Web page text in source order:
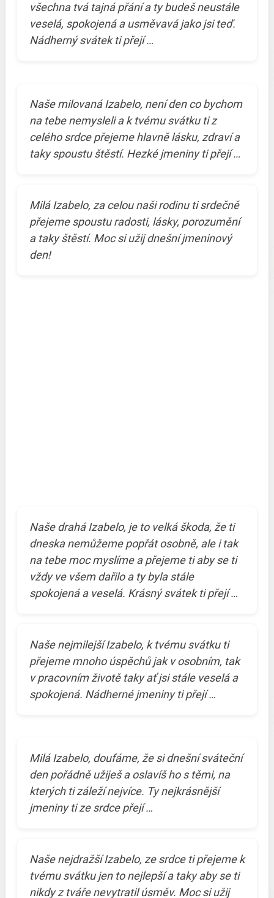
všechna tvá tajná přání a ty budeš neustále
veselá, spokojená a usměvavá jako jsi teď.
Nádherný svátek ti přejí …
Naše milovaná Izabelo, není den co bychom
na tebe nemysleli a k tvému svátku ti z
celého srdce přejeme hlavně lásku, zdraví a
taky spoustu štěstí. Hezké jmeniny ti přejí …
Milá Izabelo, za celou naši rodinu ti srdečně
přejeme spoustu radosti, lásky, porozumění
a taky štěstí. Moc si užij dnešní jmeninový
den!
Naše drahá Izabelo, je to velká škoda, že ti
dneska nemůžeme popřát osobně, ale i tak
na tebe moc myslíme a přejeme ti aby se ti
vždy ve všem dařilo a ty byla stále
spokojená a veselá. Krásný svátek ti přejí …
Naše nejmilejší Izabelo, k tvému svátku ti
přejeme mnoho úspěchů jak v osobním, tak
v pracovním životě taky ať jsi stále veselá a
spokojená. Nádherné jmeniny ti přejí …
Milá Izabelo, doufáme, že si dnešní sváteční
den pořádně užiješ a oslavíš ho s těmi, na
kterých ti záleží nejvíce. Ty nejkrásnější
jmeniny ti ze srdce přejí …
Naše nejdražší Izabelo, ze srdce ti přejeme k
tvému svátku jen to nejlepší a taky aby se ti
nikdy z tváře nevytratil úsměv. Moc si užij